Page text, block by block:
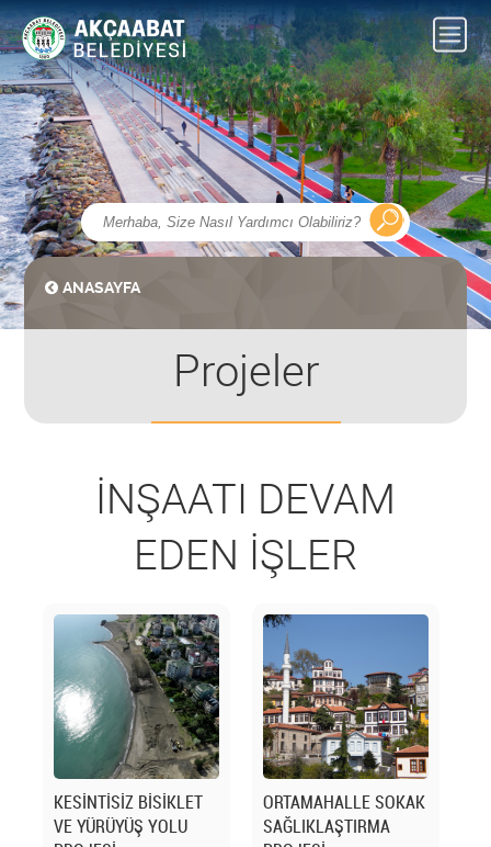
ANASAYFA
Projeler
İNŞAATI DEVAM
EDEN İŞLER
KESİNTİSİZ BİSİKLET
VE YÜRÜYÜŞ YOLU
ORTAMAHALLE SOKAK
SAĞLIKLAŞTIRMA